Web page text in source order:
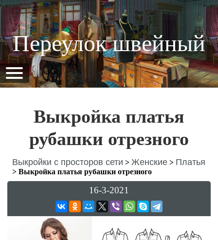
Переулок швейный
Выкройка платья
рубашки отрезного
Выкройки с просторов сети > Женские > Платья
> Выкройка платья рубашки отрезного
16-3-2021